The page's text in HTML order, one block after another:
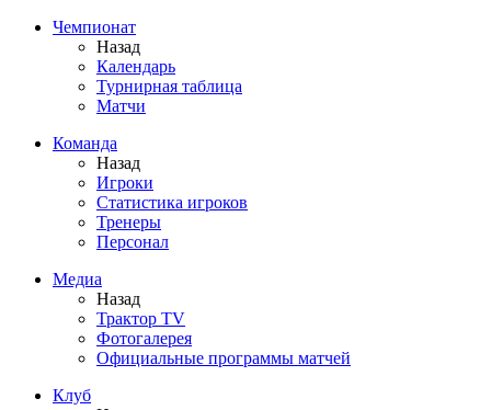
Чемпионат
Назад
Календарь
Турнирная таблица
Матчи
Команда
Назад
Игроки
Статистика игроков
Тренеры
Персонал
Медиа
Назад
Трактор TV
Фотогалерея
Официальные программы матчей
Клуб